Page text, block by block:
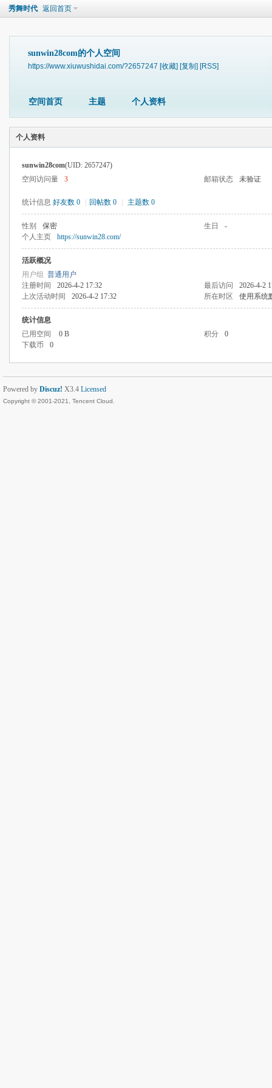
秀舞时代 返回首页
sunwin28com的个人空间
https://www.xiuwushidai.com/?2657247 [收藏] [复制] [RSS]
空间首页 主题 个人资料
个人资料
sunwin28com(UID: 2657247)
空间访问量
3 邮箱状态 未验证
统计信息 好友数 0 回帖数 0 主题数 0
性别 保密 生日
-
个人主页
https://sunwin28.com/
活跃概况
用户组 普通用户
注册时间
2026-4-2 17:32 最后访问
2026-4-2
上次活动时间
2026-4-2 17:32 所在时区 使用系统
统计信息
已用空间
0 B 积分
0
下载币
0
Powered by Discuz! X3.4 Licensed
Copyright © 2001-2021, Tencent Cloud.